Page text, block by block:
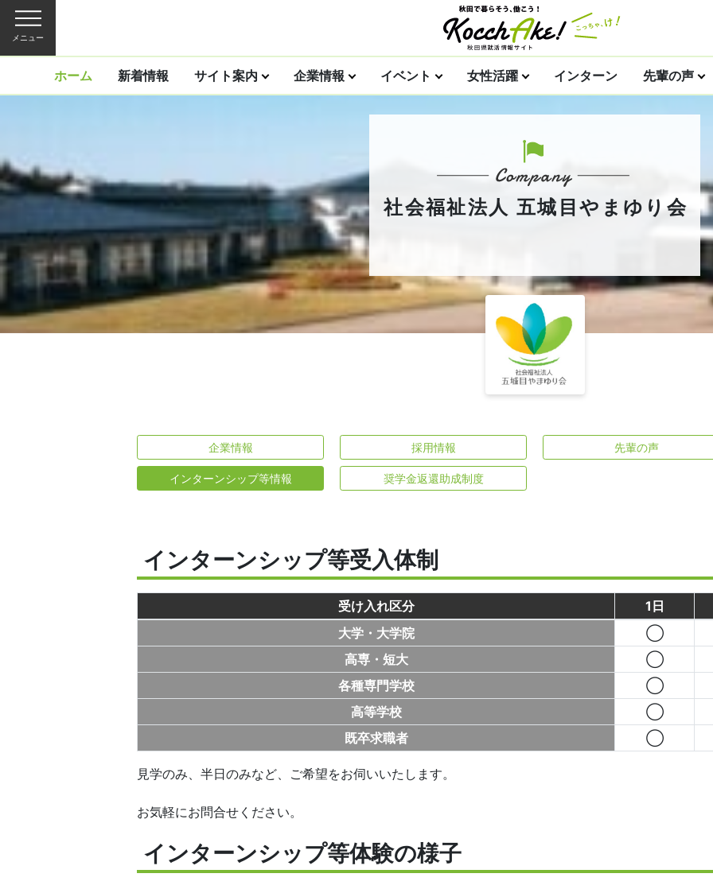
メニュー
ホーム 新着情報 サイト案内 企業情報 イベント 女性活躍 インターン 先輩の声
社会福祉法人 五城目やまゆり会
企業情報 採用情報 先輩の声
インターンシップ等情報 奨学金返還助成制度
インターンシップ等受入体制
受け入れ区分
1日
大学・大学院
◯
高専・短大
◯
各種専門学校
◯
高等学校
◯
既卒求職者
◯
見学のみ、半日のみなど、ご希望をお伺いいたします。
お気軽にお問合せください。
インターンシップ等体験の様子